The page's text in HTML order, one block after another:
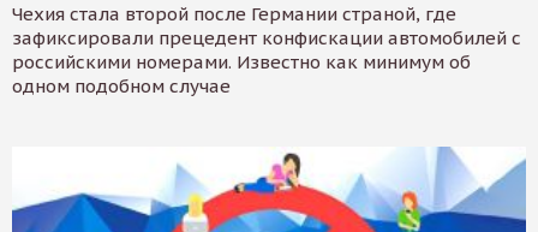
Чехия стала второй после Германии страной, где
зафиксировали прецедент конфискации автомобилей с
российскими номерами. Известно как минимум об
одном подобном случае